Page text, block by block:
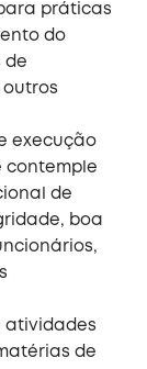
práticas
do
de
outros
execução
contemple
de
boa
atividades
de